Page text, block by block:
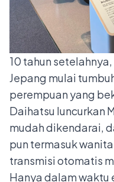
10 tahun
Jepang mulai
perempuan yang
Daihatsu luncurkan
mudah dikendarai,
pun termasuk
transmisi otomatis
Hanya dalam waktu